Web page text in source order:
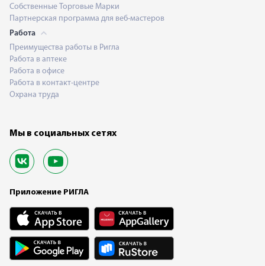
Собственные Торговые Марки
Партнерская программа для веб-мастеров
Работа
Преимущества работы в Ригла
Работа в аптеке
Работа в офисе
Работа в контакт-центре
Охрана труда
Мы в социальных сетях
Приложение РИГЛА